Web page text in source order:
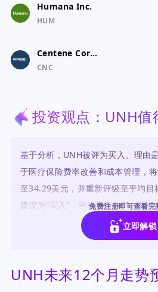
Humana Inc.
HUM
Centene Corporation
CNC
投资观点：UNH值
基于分析，UNH被评为买入。理由
于医疗保险费率改善和成本管理，
至34.29美元，并重新评级至平均
建议为“买入”，平均评级1.59，股
免费注册即可查看完
立即解锁
UNH未来12个月走势